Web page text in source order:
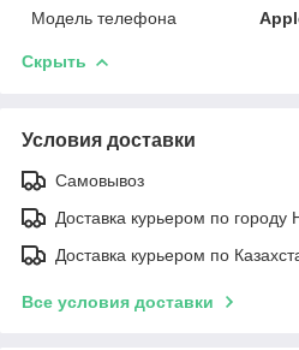
Модель телефона
Скрыть
Условия доставки
Самовывоз
Доставка курьером по городу
Доставка курьером по
Все условия доставки